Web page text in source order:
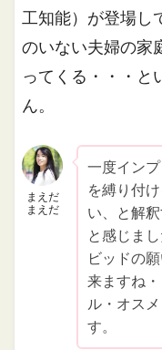
工知能）が登場し
のいない夫婦の家
ってくる・・・と
ん。
まえだ
まえだ
一度イン
を縛り付
い、と解
と感じま
ビッドの
来ますね
ル・オス
す。